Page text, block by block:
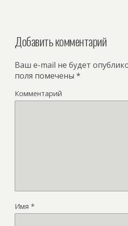
Добавить комментарий
Ваш e-mail не будет
поля помечены *
Комментарий
Имя *